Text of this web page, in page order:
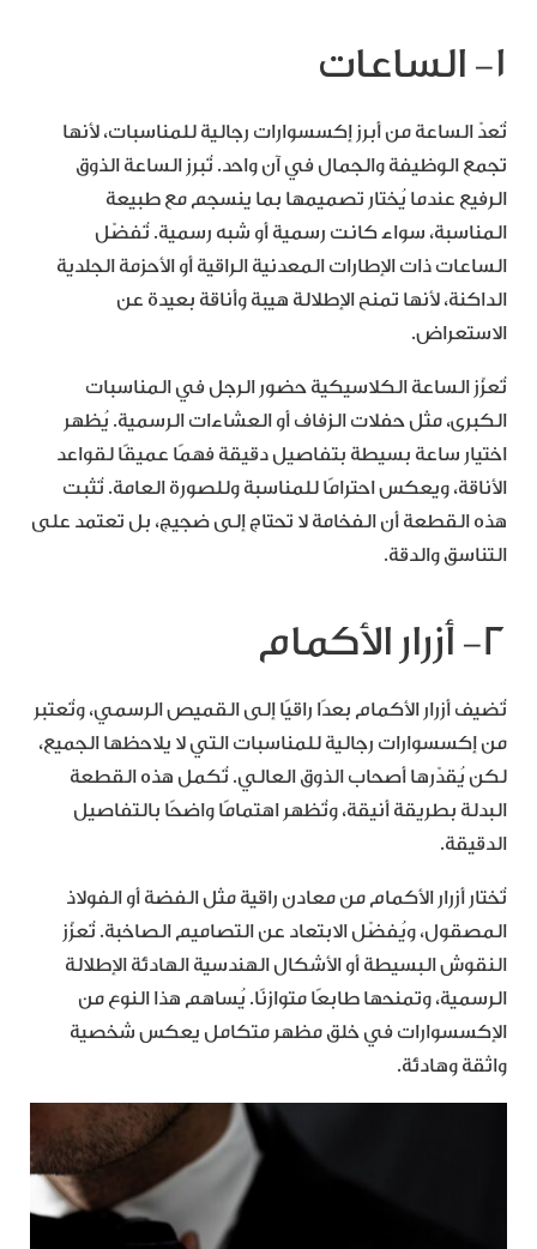
١- الساعات
تُعدّ الساعة من أبرز إكسسوارات رجالية للمناسبات، لأنها
تجمع الوظيفة والجمال في آن واحد. تُبرز الساعة الذوق
الرفيع عندما يُختار تصميمها بما ينسجم مع طبيعة
المناسبة، سواء كانت رسمية أو شبه رسمية. تُفضّل
الساعات ذات الإطارات المعدنية الراقية أو الأحزمة الجلدية
الداكنة، لأنها تمنح الإطلالة هيبة وأناقة بعيدة عن
الاستعراض.
تُعزّز الساعة الكلاسيكية حضور الرجل في المناسبات
الكبرى، مثل حفلات الزفاف أو العشاءات الرسمية. يُظهر
اختيار ساعة بسيطة بتفاصيل دقيقة فهمًا عميقًا لقواعد
الأناقة، ويعكس احترامًا للمناسبة وللصورة العامة. تُثبت
هذه القطعة أن الفخامة لا تحتاج إلى ضجيج، بل تعتمد على
التناسق والدقة.
٢- أزرار الأكمام
تُضيف أزرار الأكمام بعدًا راقيًا إلى القميص الرسمي، وتُعتبر
من إكسسوارات رجالية للمناسبات التي لا يلاحظها الجميع،
لكن يُقدّرها أصحاب الذوق العالي. تُكمل هذه القطعة
البدلة بطريقة أنيقة، وتُظهر اهتمامًا واضحًا بالتفاصيل
الدقيقة.
تُختار أزرار الأكمام من معادن راقية مثل الفضة أو الفولاذ
المصقول، ويُفضّل الابتعاد عن التصاميم الصاخبة. تُعزّز
النقوش البسيطة أو الأشكال الهندسية الهادئة الإطلالة
الرسمية، وتمنحها طابعًا متوازنًا. يُساهم هذا النوع من
الإكسسوارات في خلق مظهر متكامل يعكس شخصية
واثقة وهادئة.